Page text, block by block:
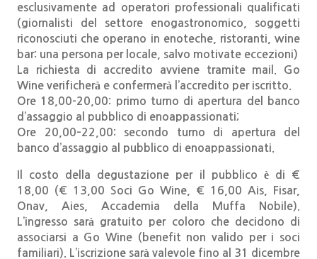
esclusivamente ad operatori professionali qualificati
(giornalisti del settore enogastronomico, soggetti
riconosciuti che operano in enoteche, ristoranti, wine
bar: una persona per locale, salvo motivate eccezioni)
La richiesta di accredito avviene tramite mail. Go
Wine verificherà e confermerà l’accredito per iscritto.
Ore 18,00-20,00: primo turno di apertura del banco
d’assaggio al pubblico di enoappassionati;
Ore 20,00–22,00: secondo turno di apertura del
banco d’assaggio al pubblico di enoappassionati.
Il costo della degustazione per il pubblico è di €
18,00 (€ 13,00 Soci Go Wine, € 16,00 Ais, Fisar,
Onav, Aies, Accademia della Muffa Nobile).
L’ingresso sarà gratuito per coloro che decidono di
associarsi a Go Wine (benefit non valido per i soci
familiari). L’iscrizione sarà valevole fino al 31 dicembre